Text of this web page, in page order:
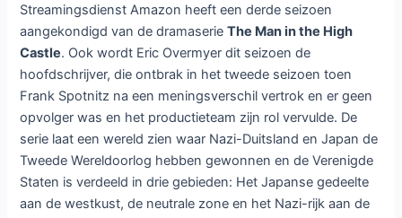
Streamingsdienst Amazon heeft een derde seizoen
aangekondigd van de dramaserieThe Man in the High
Castle. Ook wordt Eric Overmyer dit seizoen de
hoofdschrijver, die ontbrak in het tweede seizoen toen
Frank Spotnitz na een meningsverschil vertrok en er geen
opvolger was en het productieteam zijn rol vervulde. De
serie laat een wereld zien waar Nazi-Duitsland en Japan de
Tweede Wereldoorlog hebben gewonnen en de Verenigde
Staten is verdeeld in drie gebieden: Het Japanse gedeelte
aan de westkust, de neutrale zone en het Nazi-rijk aan de